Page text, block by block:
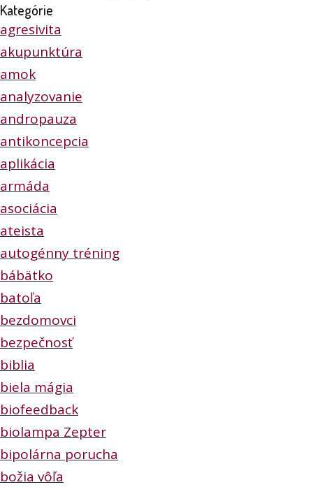
Kategórie
agresivita
akupunktúra
amok
analyzovanie
andropauza
antikoncepcia
aplikácia
armáda
asociácia
ateista
autogénny tréning
bábätko
batoľa
bezdomovci
bezpečnosť
biblia
biela mágia
biofeedback
biolampa Zepter
bipolárna porucha
božia vôľa